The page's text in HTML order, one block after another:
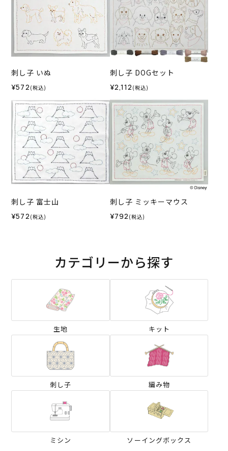
刺し子 いぬ
¥572 (税込)
刺し子 DOGセット
¥2,112 (税込)
刺し子 富士山
¥572 (税込)
刺し子 ミッキーマウス
¥792 (税込)
カテゴリーから探す
生地 キット
刺し子 編み物
ミシン ソーイングボックス